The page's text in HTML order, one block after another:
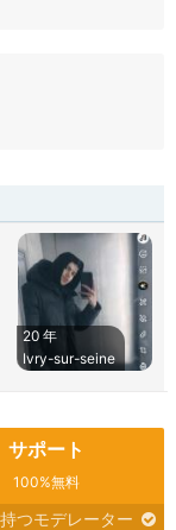
20 年
Ivry-sur-seine
サポート
100%無料
つモデレーター